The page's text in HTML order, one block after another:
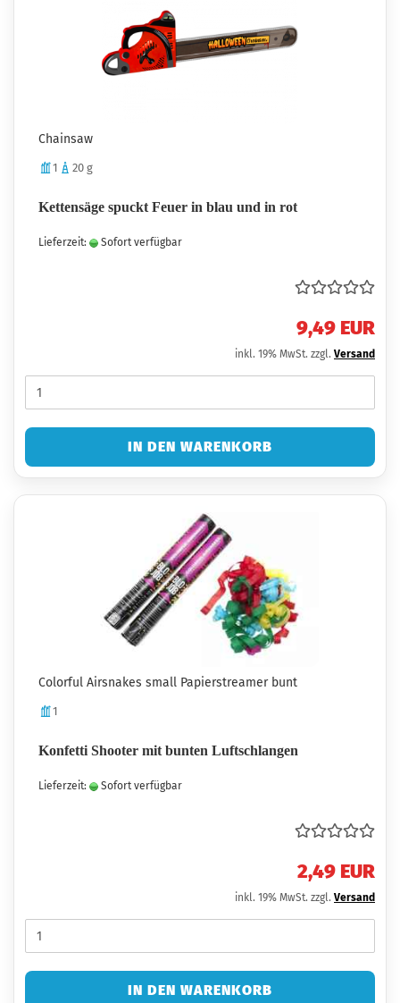
Chainsaw
1 20 g
Kettensäge spuckt Feuer in blau und in rot
Lieferzeit: Sofort verfügbar
9,49 EUR
inkl. 19% MwSt. zzgl. Versand
IN DEN WARENKORB
Colorful Airsnakes small Papierstreamer bunt
1
Konfetti Shooter mit bunten Luftschlangen
Lieferzeit: Sofort verfügbar
2,49 EUR
inkl. 19% MwSt. zzgl. Versand
IN DEN WARENKORB